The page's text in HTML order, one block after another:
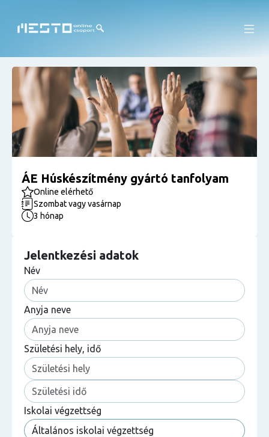
ÁE Húskészítmény gyártó tanfolyam
Online elérhető
Szombat vagy vasárnap
3 hónap
Jelentkezési adatok
Név
Anyja neve
Születési hely, idő
Iskolai végzettség